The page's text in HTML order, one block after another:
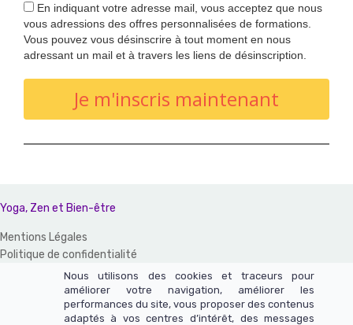
En indiquant votre adresse mail, vous acceptez que nous
vous adressions des offres personnalisées de formations.
Vous pouvez vous désinscrire à tout moment en nous
adressant un mail et à travers les liens de désinscription.
Je m'inscris maintenant
Yoga, Zen et Bien-être
Mentions Légales
Politique de confidentialité
Un site réalisé avec LearnyBox
Nous utilisons des cookies et traceurs pour
améliorer votre navigation, améliorer les
performances du site, vous proposer des contenus
adaptés à vos centres d’intérêt, des messages